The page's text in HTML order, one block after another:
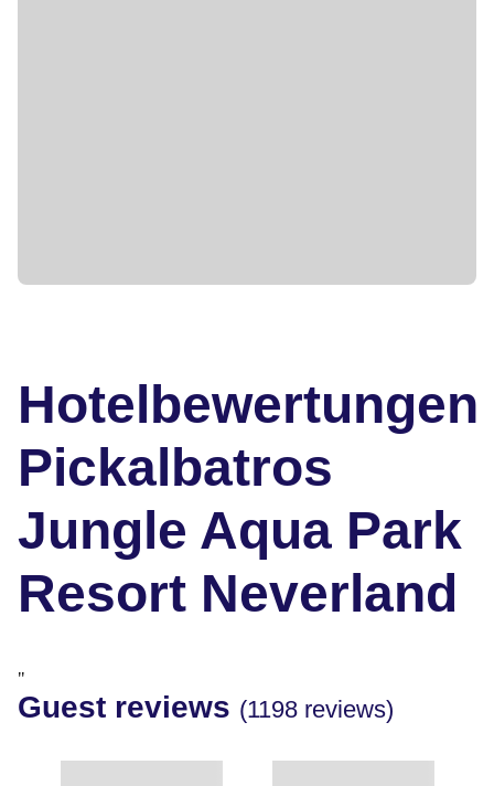
Hotelbewertungen
Pickalbatros
Jungle Aqua Park
Resort Neverland
"
Guest reviews (1198 reviews)